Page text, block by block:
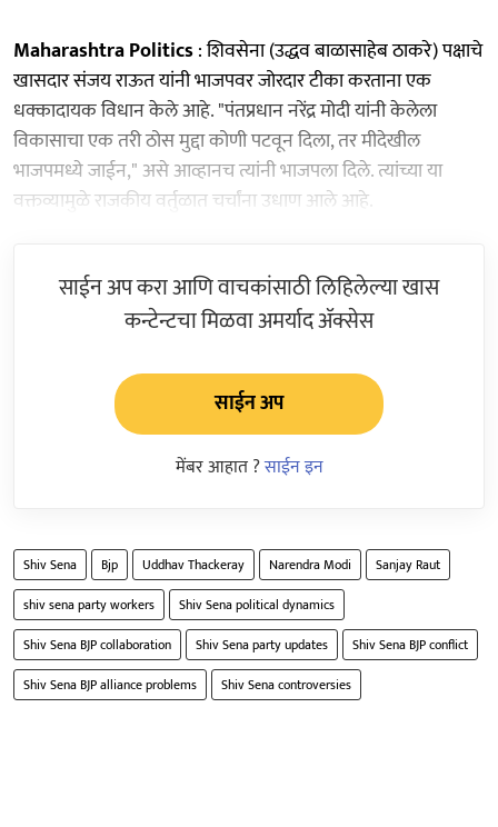
Maharashtra Politics: शिवसेना (उद्धव बाळासाहेब ठाकरे) पक्षाचे
खासदार संजय राऊत यांनी भाजपवर जोरदार टीका करताना एक
धक्कादायक विधान केले आहे. "पंतप्रधान नरेंद्र मोदी यांनी केलेला
विकासाचा एक तरी ठोस मुद्दा कोणी पटवून दिला, तर मीदेखील
भाजपमध्ये जाईन," असे आव्हानच त्यांनी भाजपला दिले. त्यांच्या या
वक्तव्यामुळे राजकीय वर्तुळात चर्चांना उधाण आले आहे.
साईन अप करा आणि वाचकांसाठी लिहिलेल्या खास
कन्टेन्टचा मिळवा अमर्याद ॲक्सेस
साईन अप
मेंबर आहात ?साईन इन
Shiv Sena Bjp Uddhav Thackeray Narendra Modi
Sanjay Raut
shiv sena party workers
Shiv Sena political dynamics
Shiv Sena BJP collaboration
Shiv Sena party updates
Shiv Sena BJP conflict
Shiv Sena BJP alliance problems
Shiv Sena controversies